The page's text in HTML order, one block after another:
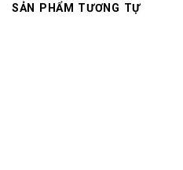
SẢN PHẨM TƯƠNG TỰ